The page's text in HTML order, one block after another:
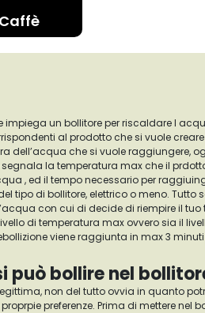
impiega un bollitore per riscaldare l
al prodotto che si vuole
dell’acqua che si vuole raggiungere,
la temperatura max che il prdotto puè
, ed il tempo necessario per
tipo di bollitore, elettrico o meno.
con cui di decide di riempire il
di temperatura max ovvero sia il
viene raggiunta in max 3
può bollire nel
non del tutto ovvia in quanto
preferenze. Prima di mettere